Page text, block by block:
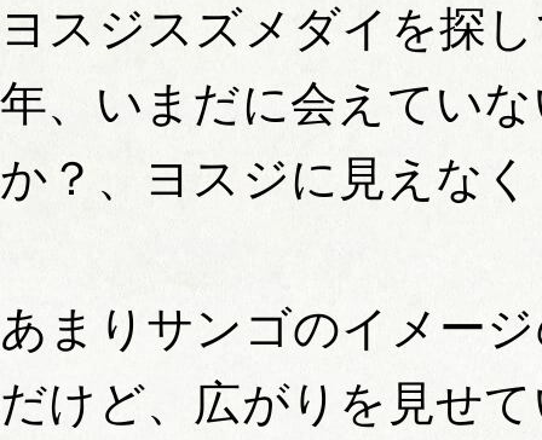
ヨスジスズメダイを探
年、いまだに会えてい
か？、ヨスジに見えな
あまりサンゴのイメー
だけど、広がりを見せ